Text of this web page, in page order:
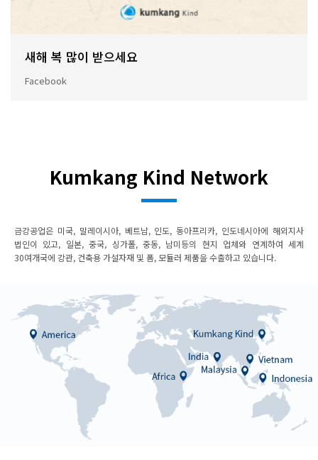
새해 복 많이 받으세요
Facebook
Kumkang Kind Network
금강공업은 미국, 말레이시아, 베트남, 인도, 동아프리카, 인도네시아에 해외지사
법인이 있고, 일본, 중국, 싱가폴, 중동, 남미등의 현지 업체와 연계하여 세계
30여개국에 강관, 건축용 가설자재 및 폼, 모듈러 제품을 수출하고 있습니다.